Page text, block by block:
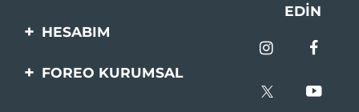
Bi̇zi̇mle İleti̇şi̇me Geçi̇n
EDIN
HESABIM
Ürün Kaydı
FOREO KURUMSAL